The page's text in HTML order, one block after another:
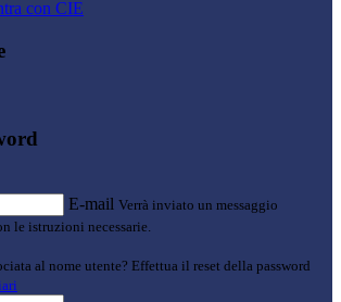
con CIE
E-mail Verrà inviato un messaggio
le istruzioni necessarie.
al nome utente? Effettua il reset della password